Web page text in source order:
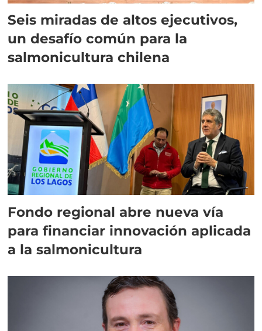
Seis miradas de altos ejecutivos,
un desafío común para la
salmonicultura chilena
Fondo regional abre nueva vía
para financiar innovación aplicada
a la salmonicultura